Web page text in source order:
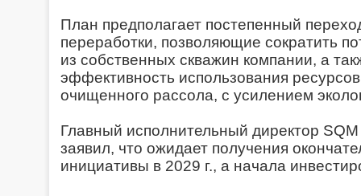
План предполагает постепенный
переработки, позволяющие сократить
из собственных скважин компании, а
эффективность использования
очищенного рассола, с усилением
Главный исполнительный директор
заявил, что ожидает получения
инициативы в 2029 г., а начала